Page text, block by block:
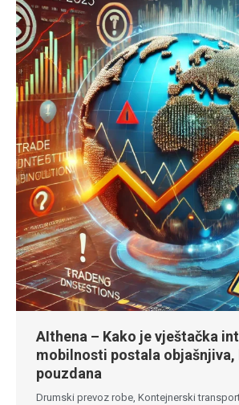
AIthena – Kako je vještačka
mobilnosti postala objašnjiva,
pouzdana
Drumski prevoz robe, Kontejnerski